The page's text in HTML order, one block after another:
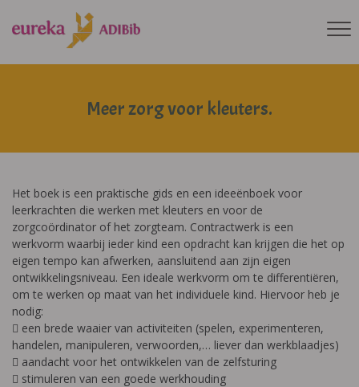
Meer zorg voor kleuters.
Het boek is een praktische gids en een ideeënboek voor
leerkrachten die werken met kleuters en voor de
zorgcoördinator of het zorgteam. Contractwerk is een
werkvorm waarbij ieder kind een opdracht kan krijgen die het op
eigen tempo kan afwerken, aansluitend aan zijn eigen
ontwikkelingsniveau. Een ideale werkvorm om te differentiëren,
om te werken op maat van het individuele kind. Hiervoor heb je
nodig:
 een brede waaier van activiteiten (spelen, experimenteren,
handelen, manipuleren, verwoorden,… liever dan werkblaadjes)
 aandacht voor het ontwikkelen van de zelfsturing
 stimuleren van een goede werkhouding